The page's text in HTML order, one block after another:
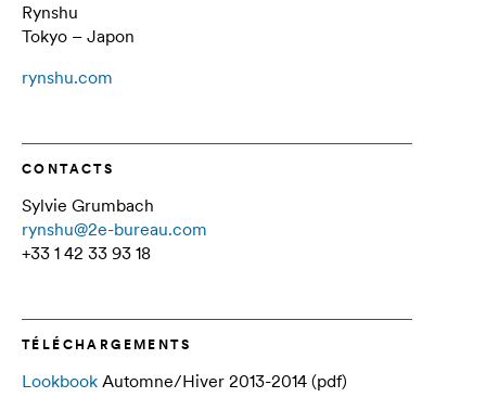
Rynshu
Tokyo – Japon
rynshu.com
CONTACTS
Sylvie Grumbach
rynshu@2e-bureau.com
+33 1 42 33 93 18
TÉLÉCHARGEMENTS
Lookbook Automne/Hiver 2013-2014 (pdf)